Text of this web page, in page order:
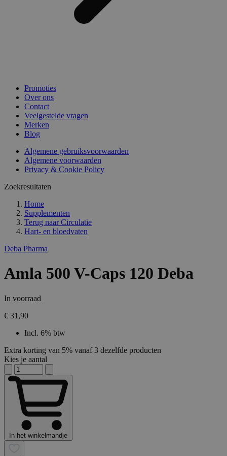
Promoties
Over ons
Contact
Veelgestelde vragen
Merken
Blog
Algemene gebruiksvoorwaarden
Algemene voorwaarden
Privacy & Cookie Policy
Zoekresultaten
Home
Supplementen
Terug naar Circulatie
Hart- en bloedvaten
Deba Pharma
Amla 500 V-Caps 120 Deba
In voorraad
€ 31,90
Incl. 6% btw
Extra korting van 5% vanaf 3 dezelfde producten
Kies je aantal
In het winkelmandje